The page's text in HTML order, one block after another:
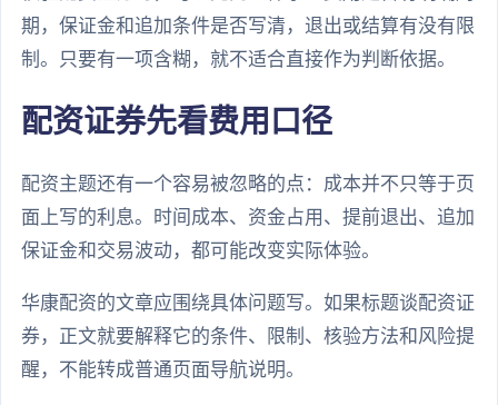
期，保证金和追加条件是否写清，退出或结算有没有限
制。只要有一项含糊，就不适合直接作为判断依据。
配资证券先看费用口径
配资主题还有一个容易被忽略的点：成本并不只等于页
面上写的利息。时间成本、资金占用、提前退出、追加
保证金和交易波动，都可能改变实际体验。
华康配资的文章应围绕具体问题写。如果标题谈配资证
券，正文就要解释它的条件、限制、核验方法和风险提
醒，不能转成普通页面导航说明。